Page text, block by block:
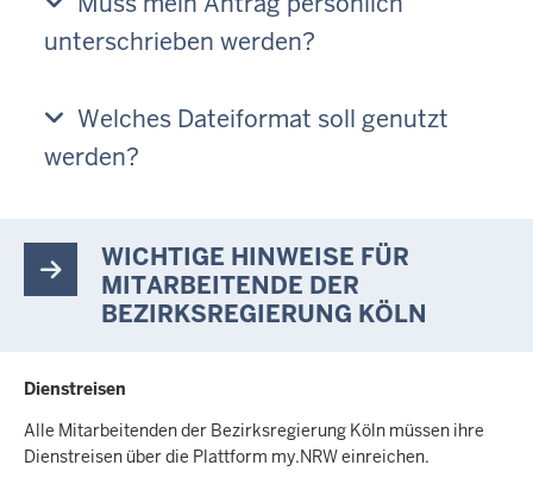
unterschrieben werden?
Welches Dateiformat soll genutzt
werden?
WICHTIGE HINWEISE FÜR
MITARBEITENDE DER
BEZIRKSREGIERUNG KÖLN
Dienstreisen
Alle Mitarbeitenden der Bezirksregierung Köln müssen ihre
Dienstreisen über die Plattform my.NRW einreichen.